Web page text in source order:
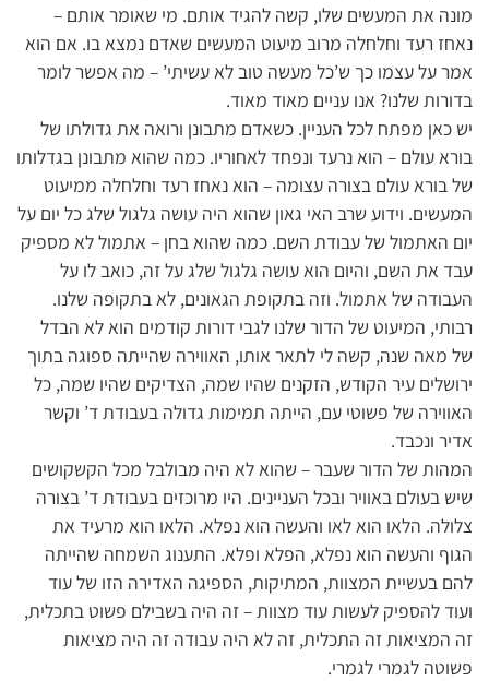
מונה את המעשים שלו, קשה להגיד אותם. מי שאומר אותם –
נאחז רעד וחלחלה מרוב מיעוט המעשים שאדם נמצא בו. אם הוא
אמר על עצמו כך ש’כל מעשה טוב לא עשיתי’ – מה אפשר לומר
בדורות שלנו? אנו עניים מאוד מאוד.
יש כאן מפתח לכל העניין. כשאדם מתבונן ורואה את גדולתו של
בורא עולם – הוא נרעד ונפחד לאחוריו. כמה שהוא מתבונן בגדלותו
של בורא עולם בצורה עצומה – הוא נאחז רעד וחלחלה ממיעוט
המעשים. וידוע שרב האי גאון שהוא היה עושה גלגול שלג כל יום על
יום האתמול של עבודת השם. כמה שהוא בחן – אתמול לא מספיק
עבד את השם, והיום הוא עושה גלגול שלג על זה, כואב לו על
העבודה של אתמול. וזה בתקופת הגאונים, לא בתקופה שלנו.
רבותי, המיעוט של הדור שלנו לגבי דורות קודמים הוא לא הבדל
של מאה שנה, קשה לי לתאר אותו, האווירה שהייתה ספוגה בתוך
ירושלים עיר הקודש, הזקנים שהיו שמה, הצדיקים שהיו שמה, כל
האווירה של פשוטי עם, הייתה תמימות גדולה בעבודת ד’ וקשר
אדיר ונכבד.
המהות של הדור שעבר – שהוא לא היה מבולבל מכל הקשקושים
שיש בעולם באוויר ובכל העניינים. היו מרוכזים בעבודת ד’ בצורה
צלולה. הלאו הוא לאו והעשה הוא נפלא. הלאו הוא מרעיד את
הגוף והעשה הוא נפלא, הפלא ופלא. התענוג השמחה שהייתה
להם בעשיית המצוות, המתיקות, הספיגה האדירה הזו של עוד
ועוד להספיק לעשות עוד מצוות – זה היה בשבילם פשוט בתכלית,
זה המציאות זה התכלית, זה לא היה עבודה זה היה מציאות
פשוטה לגמרי לגמרי.